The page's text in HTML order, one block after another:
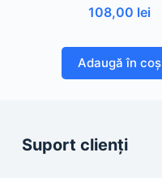
108,00 lei
Adaugă în coș
Suport clienți